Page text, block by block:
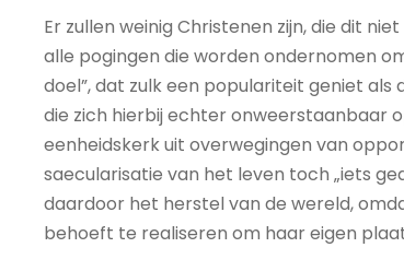
Er zullen weinig Christenen zijn, die dit
alle pogingen die worden ondernomen
doel”, dat zulk een populariteit geniet als
die zich hierbij echter onweerstaanbaar
eenheidskerk uit overwegingen van
saecularisatie van het leven toch „iets
daardoor het herstel van de wereld,
behoeft te realiseren om haar eigen